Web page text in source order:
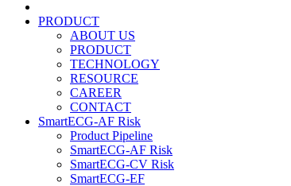
PRODUCT
ABOUT US
PRODUCT
TECHNOLOGY
RESOURCE
CAREER
CONTACT
SmartECG-AF Risk
Product Pipeline
SmartECG-AF Risk
SmartECG-CV Risk
SmartECG-EF